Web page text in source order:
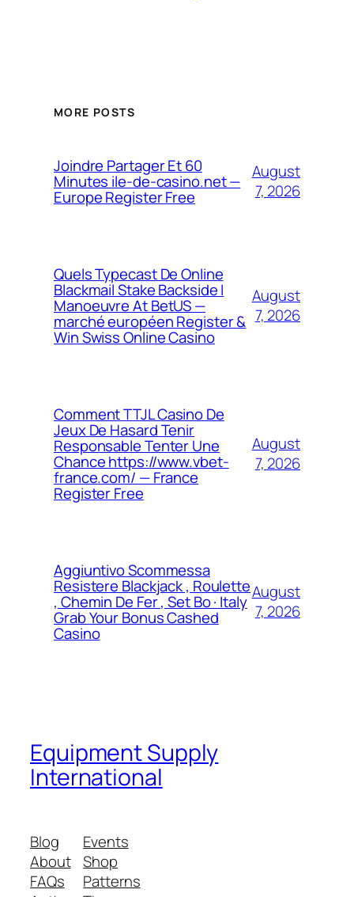
MORE POSTS
Joindre Partager Et 60
Minutes ile-de-casino.net —
Europe Register Free
August
7, 2026
Quels Typecast De Online
Blackmail Stake Backside I
Manoeuvre At BetUS —
marché européen Register &
Win Swiss Online Casino
August
7, 2026
Comment TTJL Casino De
Jeux De Hasard Tenir
Responsable Tenter Une
Chance https://www.vbet-
france.com/ — France
Register Free
August
7, 2026
Aggiuntivo Scommessa
Resistere Blackjack , Roulette
, Chemin De Fer , Set Bo · Italy
Grab Your Bonus Cashed
Casino
August
7, 2026
Equipment Supply
International
Blog
About
FAQs
Events
Shop
Patterns